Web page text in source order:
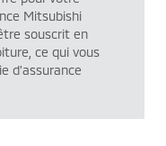
Mitsubishi
souscrit en
ce qui vous
d’assurance